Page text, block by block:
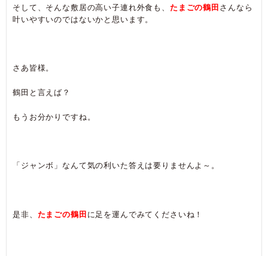
そして、そんな敷居の高い子連れ外食も、 たまごの鶴田さんなら
叶いやすいのではないかと思います。
さあ皆様。
鶴田と言えば？
もうお分かりですね。
「ジャンボ」なんて気の利いた答えは要りませんよ～。
是非、 たまごの鶴田に足を運んでみてくださいね！